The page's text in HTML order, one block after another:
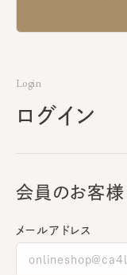
Login
ログイン
会員のお客様
メールアドレス